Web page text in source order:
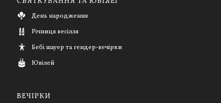
День народження
Річниця весілля
Бебі шауер та гендер-вечірки
Ювілей
ВЕЧІРКИ